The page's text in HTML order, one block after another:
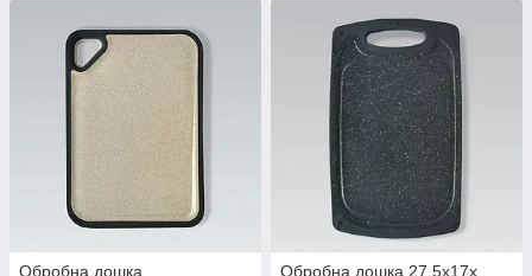
Обробна дошка
Обробна дошка 27,5х17х